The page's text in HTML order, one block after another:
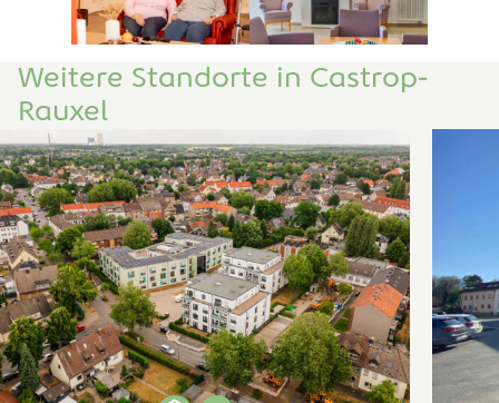
Weitere Standorte in Castrop-
Rauxel